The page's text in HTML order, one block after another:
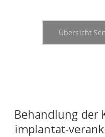
Übersicht
Behandlung der
implantat-